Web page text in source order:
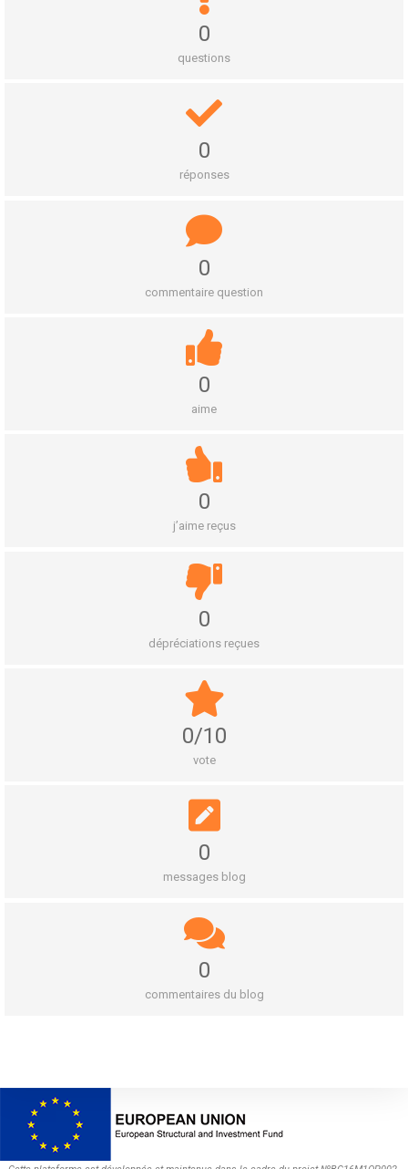
0
questions
0
réponses
0
commentaire question
0
aime
0
j’aime reçus
0
dépréciations reçues
0/10
vote
0
messages blog
0
commentaires du blog